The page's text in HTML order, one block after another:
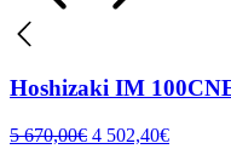
Hoshizaki IM
5 670,00€ 4 502,40€